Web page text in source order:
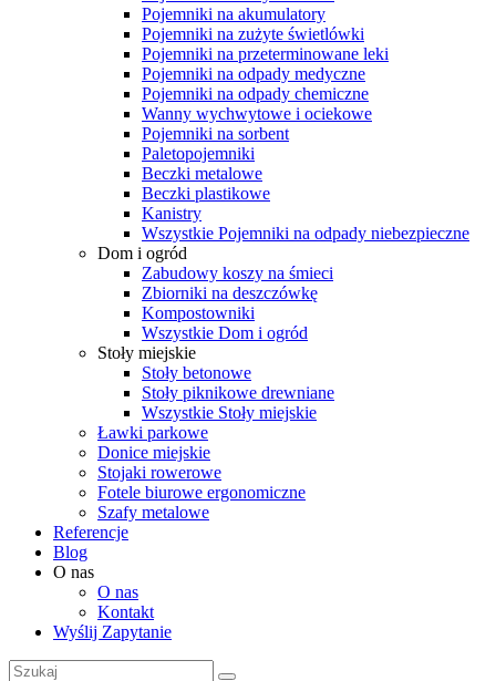
Pojemniki na akumulatory
Pojemniki na zużyte świetlówki
Pojemniki na przeterminowane leki
Pojemniki na odpady medyczne
Pojemniki na odpady chemiczne
Wanny wychwytowe i ociekowe
Pojemniki na sorbent
Paletopojemniki
Beczki metalowe
Beczki plastikowe
Kanistry
Wszystkie Pojemniki na odpady niebezpieczne
Dom i ogród
Zabudowy koszy na śmieci
Zbiorniki na deszczówkę
Kompostowniki
Wszystkie Dom i ogród
Stoły miejskie
Stoły betonowe
Stoły piknikowe drewniane
Wszystkie Stoły miejskie
Ławki parkowe
Donice miejskie
Stojaki rowerowe
Fotele biurowe ergonomiczne
Szafy metalowe
Referencje
Blog
O nas
O nas
Kontakt
Wyślij Zapytanie